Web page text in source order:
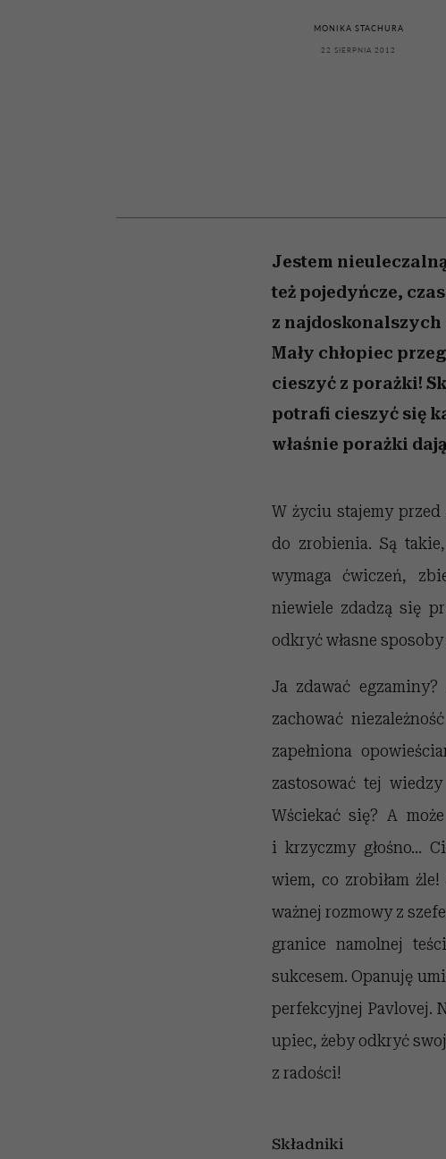
MONIKA STACHURA
22 SIERPNIA 2012
Jestem
też pojedyńcze,
z najdoskonalszych
Mały chłopiec
cieszyć z porażki!
potrafi cieszyć się
właśnie porażki
W życiu stajemy
do zrobienia. Są
wymaga ćwiczeń,
niewiele zdadzą się
odkryć własne
Ja zdawać
zachować
zapełniona
zastosować tej
Wściekać się? A
i krzyczmy głośno...
wiem, co zrobiłam
ważnej rozmowy z
granice namolnej
sukcesem. Opanuję
perfekcyjnej Pavlovej.
upiec, żeby odkryć
z radości!
Składniki